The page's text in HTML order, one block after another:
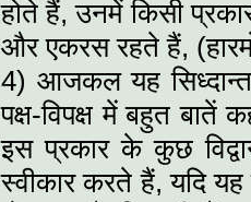
होते हैं, उनमें किसी
और एकरस रहते हैं,
4) आजकल यह
पक्ष-विपक्ष में बहुत बातें
इस प्रकार के कुछ
स्वीकार करते हैं, यदि